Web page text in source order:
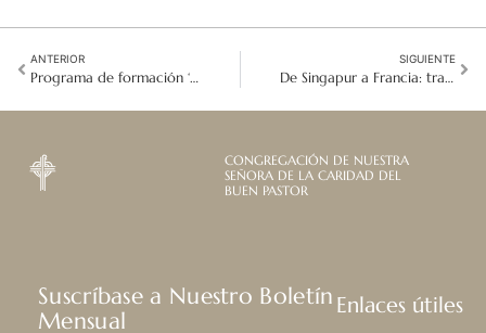
ANTERIOR
Programa de formación ‘Ven a vernos’ en Myanmar
SIGUIENTE
De Singapur a Francia: tras las huellas de nuestros fundadores
CONGREGACIÓN DE NUESTRA
SEÑORA DE LA CARIDAD DEL
BUEN PASTOR
Suscríbase a Nuestro Boletín
Mensual
Enlaces útiles